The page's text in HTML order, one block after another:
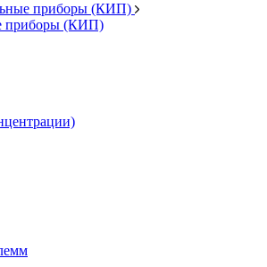
приборы (КИП)
приборы (КИП)